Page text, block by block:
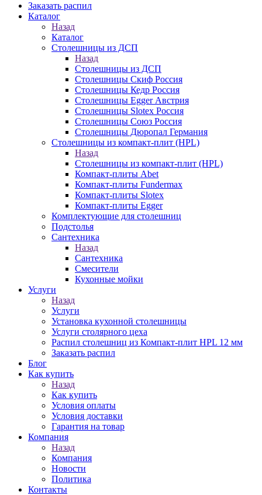
Заказать распил
Каталог
Назад
Каталог
Столешницы из ДСП
Назад
Столешницы из ДСП
Столешницы Скиф Россия
Столешницы Кедр Россия
Столешницы Egger Австрия
Столешницы Slotex Россия
Столешницы Союз Россия
Столешницы Дюропал Германия
Столешницы из компакт-плит (HPL)
Назад
Столешницы из компакт-плит (HPL)
Компакт-плиты Abet
Компакт-плиты Fundermax
Компакт-плиты Slotex
Компакт-плиты Egger
Комплектующие для столешниц
Подстолья
Сантехника
Назад
Сантехника
Смесители
Кухонные мойки
Услуги
Назад
Услуги
Установка кухонной столешницы
Услуги столярного цеха
Распил столешниц из Компакт-плит HPL 12 мм
Заказать распил
Блог
Как купить
Назад
Как купить
Условия оплаты
Условия доставки
Гарантия на товар
Компания
Назад
Компания
Новости
Политика
Контакты